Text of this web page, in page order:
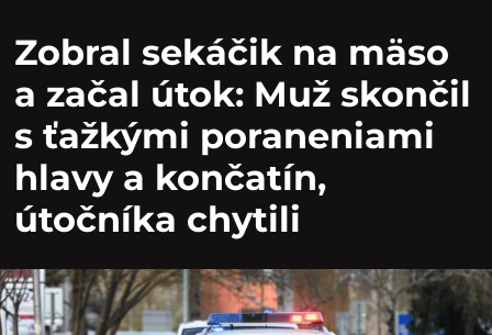
Zobral sekáčik na mäso
a začal útok: Muž skončil
s ťažkými poraneniami
hlavy a končatín,
útočníka chytili